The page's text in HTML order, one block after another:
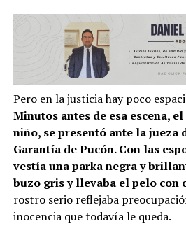
Pero en la justicia hay poco
Minutos antes de esa escena,
niño, se presentó ante la jueza
Garantía de Pucón. Con las
vestía una parka negra y
buzo gris y llevaba el pelo con
rostro serio reflejaba
inocencia que todavía le queda.